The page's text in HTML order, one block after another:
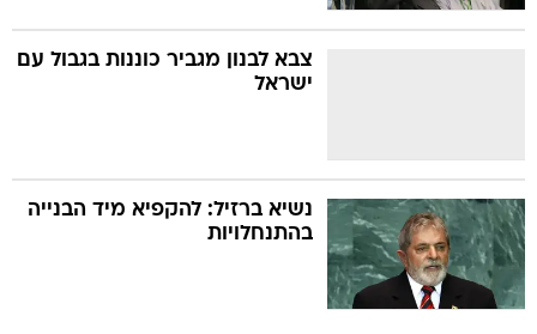
צבא לבנון מגביר כוננות בגבול עם
ישראל
נשיא ברזיל: להקפיא מיד הבנייה
בהתנחלויות